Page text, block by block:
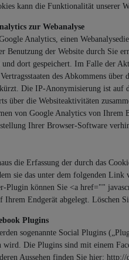
kann die Funktionalität unserer
zur Webanalyse
Analytics, einen
Benutzung der Website durch Sie
und dort gespeichert. Im Falle der
des Abkommens
Die IP-Anonymisierung ist auf
über die Websiteaktivitäten
von Google Analytics von Ihrem
Ihrer Browser-Software
die Erfassung der durch das
sie das unter dem folgenden
Plugin können Sie <a href=""
Endgerät abgelegt. Löschen
Plugins
sogenannte Social Plugins
wird. Die Plugins sind mit einem
Aussehen finden Sie hier: